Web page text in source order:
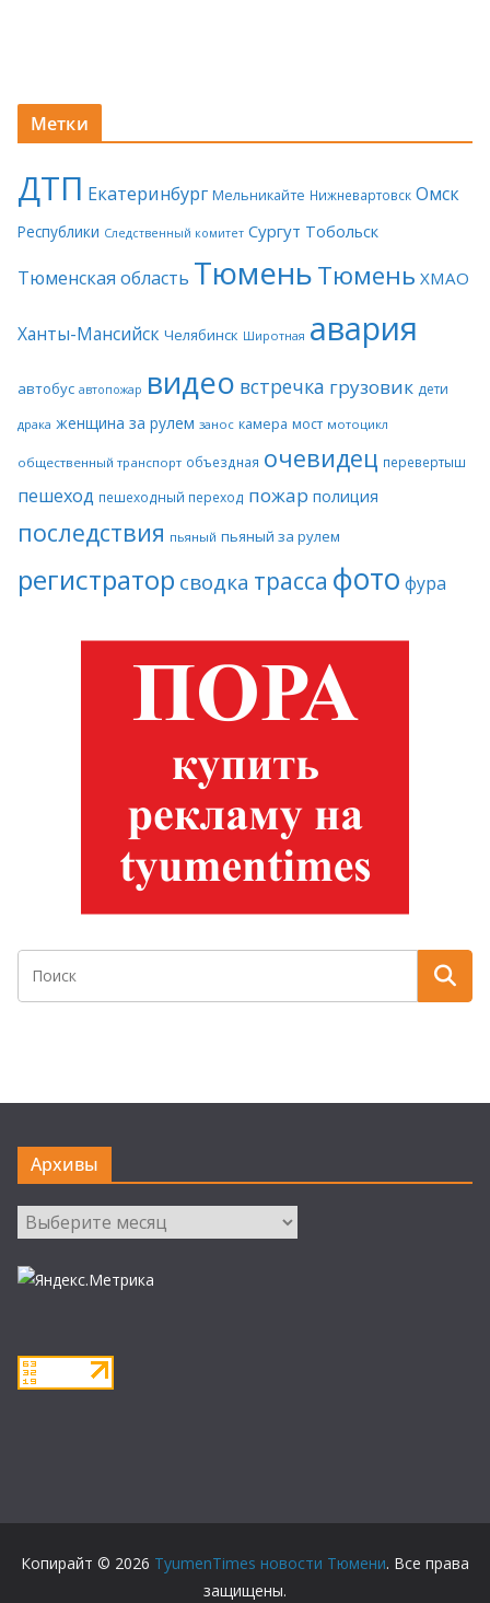
Метки
ДТП Екатеринбург Мельникайте Нижневартовск Омск
Республики Следственный комитет Сургут Тобольск
Тюменская область ТюменьТюмень ХМАО
Ханты-Мансийск Челябинск Широтная авария
автобус автопожар видео встречка грузовик дети
драка женщина за рулем занос камера мост мотоцикл
общественный транспорт объездная очевидец перевертыш
пешеход пешеходный переход пожар полиция
последствия пьяный пьяный за рулем
регистратор сводка трасса фото фура
Архивы
Архивы
Копирайт © 2026 TyumenTimes новости Тюмени. Все права
защищены.